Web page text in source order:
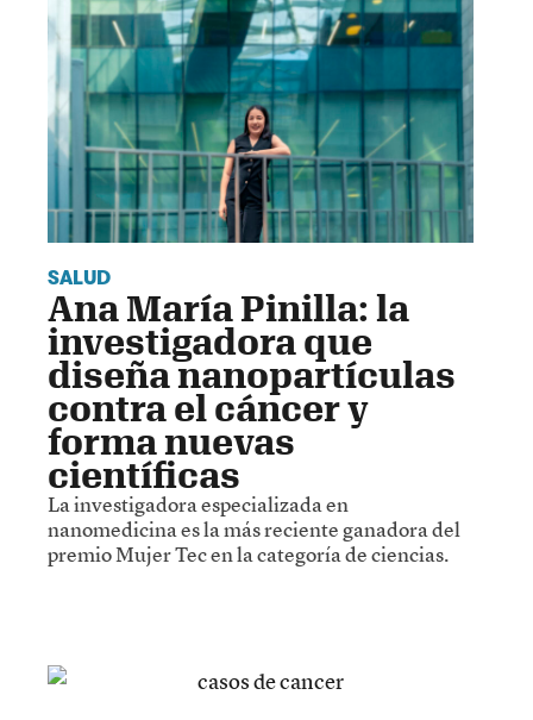
SALUD
Ana María Pinilla: la
investigadora que
diseña nanopartículas
contra el cáncer y
forma nuevas
científicas
La investigadora especializada en
nanomedicina es la más reciente ganadora del
premio Mujer Tec en la categoría de ciencias.